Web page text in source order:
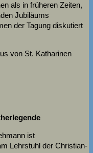
als in früheren Zeiten,
Jubiläums
der Tagung diskutiert
von St. Katharinen
ist
Lehrstuhl der Christian-